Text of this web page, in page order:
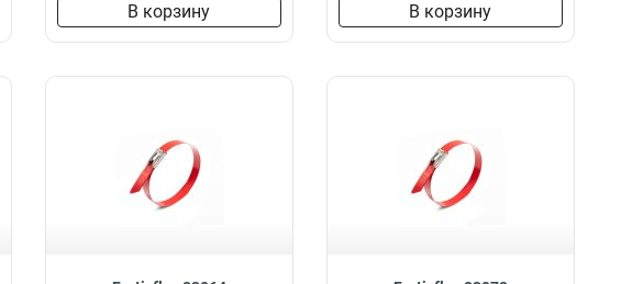
В корзину В корзину